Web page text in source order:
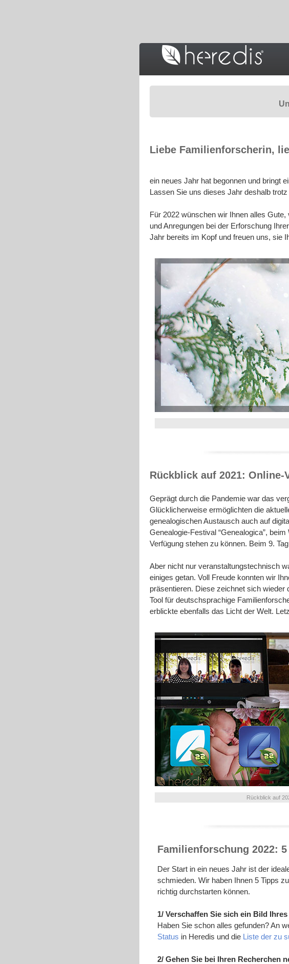
Liebe Familienforscherin,
ein neues Jahr hat begonnen und bringt
Lassen Sie uns dieses Jahr deshalb
Für 2022 wünschen wir Ihnen alles
und Anregungen bei der Erforschung
Jahr bereits im Kopf und freuen uns, sie
Rückblick auf 2021: Online-
Geprägt durch die Pandemie war das
Glücklicherweise ermöglichten die
genealogischen Austausch auch auf
Genealogie-Festival “Genealogica”,
Verfügung stehen zu können. Beim 9.
Aber nicht nur veranstaltungstechnisch
einiges getan. Voll Freude konnten wir
präsentieren. Diese zeichnet sich
Tool für deutschsprachige
erblickte ebenfalls das Licht der Welt.
Rückblick auf
Familienforschung 2022:
Der Start in ein neues Jahr ist der
schmieden. Wir haben Ihnen 5 Tipps
richtig durchstarten können.
1/ Verschaffen Sie sich ein Bild
Haben Sie schon alles gefunden? An
Status in Heredis und die Liste der zu
2/ Gehen Sie bei Ihren Recherchen